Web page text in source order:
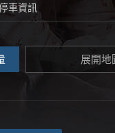
車資訊
展開地